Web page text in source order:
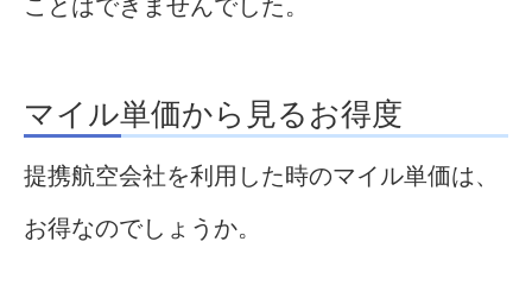
マイル単価から見るお得度
提携航空会社を利用した時のマイル単価は、
お得なのでしょうか。